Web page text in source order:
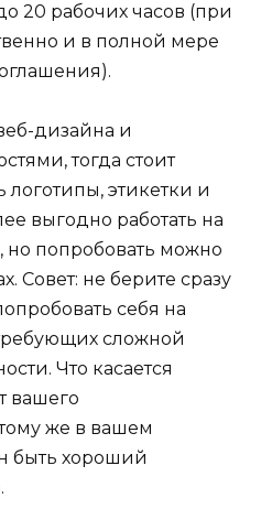
20 рабочих часов (при
и в полной мере
дизайна и
тогда стоит
логотипы, этикетки и
выгодно работать на
попробовать можно
Совет: не берите сразу
себя на
сложной
Что касается
вашего
же в вашем
быть хороший